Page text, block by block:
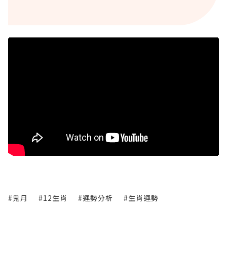
#鬼月 #12生肖 #運勢分析 #生肖運勢